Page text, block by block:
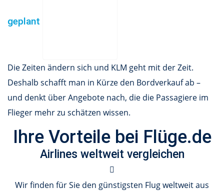
geplant
Die Zeiten ändern sich und KLM geht mit der Zeit.
Deshalb schafft man in Kürze den Bordverkauf ab –
und denkt über Angebote nach, die die Passagiere im
Flieger mehr zu schätzen wissen.
Ihre Vorteile bei Flüge.de
Airlines weltweit vergleichen
Wir finden für Sie den günstigsten Flug weltweit aus